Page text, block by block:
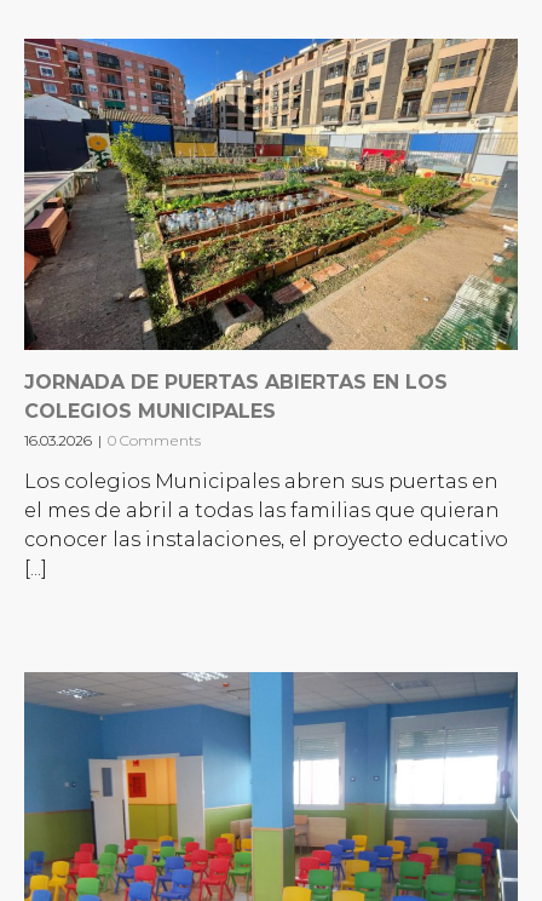
JORNADA DE PUERTAS ABIERTAS EN LOS
COLEGIOS MUNICIPALES
16.03.2026 | 0 Comments
Los colegios Municipales abren sus puertas en
el mes de abril a todas las familias que quieran
conocer las instalaciones, el proyecto educativo
[...]